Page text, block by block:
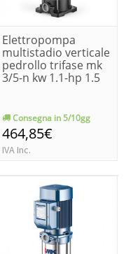
Elettropompa
multistadio verticale
pedrollo trifase mk
3/5-n kw 1.1-hp 1.5
Consegna in 5/10gg
464,85€
IVA Inc.